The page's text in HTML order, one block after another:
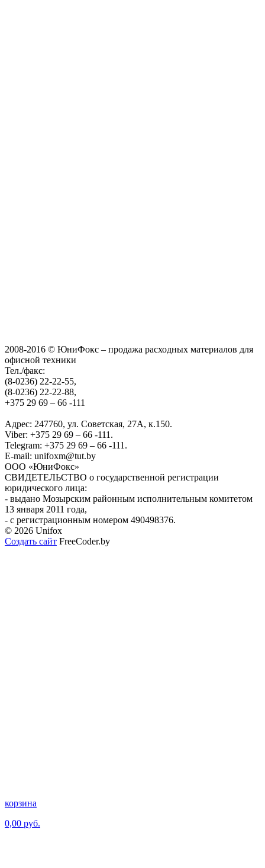
2008-2016 © ЮниФокс – продажа расходных материалов для
офисной техники
Тел./факс:
(8-0236) 22-22-55,
(8-0236) 22-22-88,
+375 29 69 – 66 -111
Адрес: 247760, ул. Советская, 27А, к.150.
Viber: +375 29 69 – 66 -111.
Telegram: +375 29 69 – 66 -111.
E-mail: unifoxm@tut.by
ООО «ЮниФокс»
СВИДЕТЕЛЬСТВО о государственной регистрации
юридического лица:
- выдано Мозырским районным исполнительным комитетом
13 января 2011 года,
- с регистрационным номером 490498376.
© 2026 Unifox
Создать сайт FreeCoder.by
корзина
0,00 руб.